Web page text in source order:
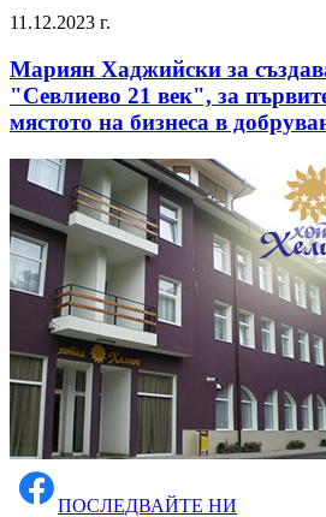
11.12.2023 г.
Мариян Хаджийски за
"Севлиево 21 век", за
мястото на бизнеса в
ПОСЛЕДВАЙТЕ НИ